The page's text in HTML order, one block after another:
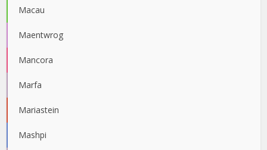
Macau
Maentwrog
Mancora
Marfa
Mariastein
Mashpi